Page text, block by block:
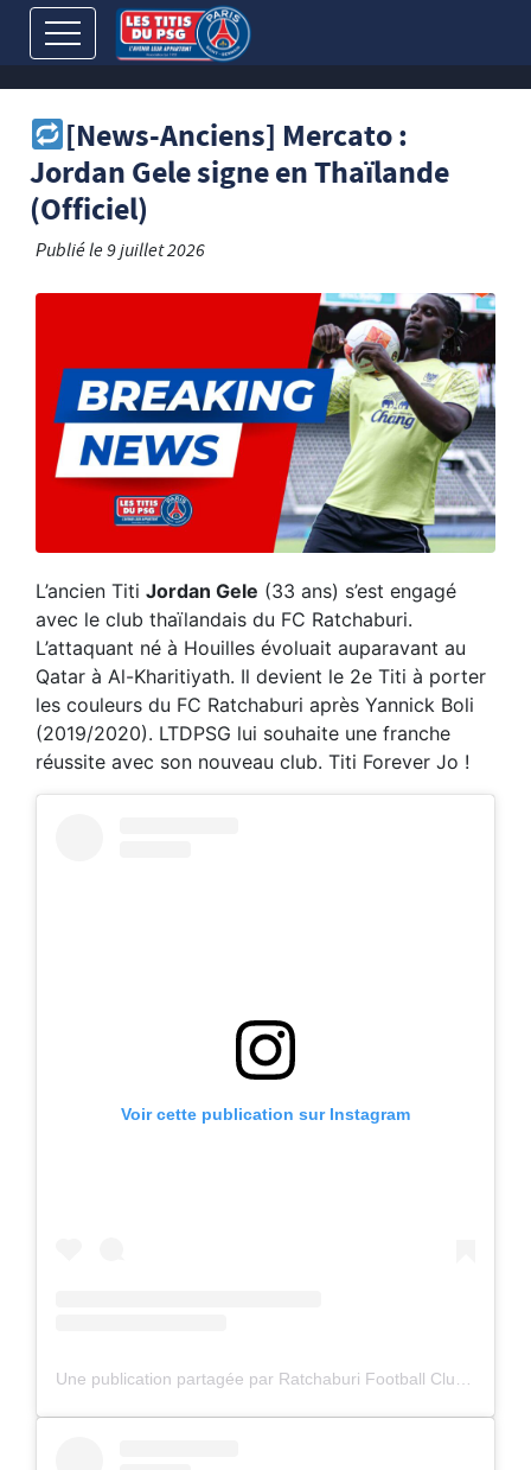
[News-Anciens] Mercato :
Jordan Gele signe en Thaïlande
(Officiel)
Publié le9 juillet 2026
L’ancien Titi Jordan Gele (33 ans) s’est engagé
avec le club thaïlandais du FC Ratchaburi.
L’attaquant né à Houilles évoluait auparavant au
Qatar à Al-Kharitiyath. Il devient le 2e Titi à porter
les couleurs du FC Ratchaburi après Yannick Boli
(2019/2020). LTDPSG lui souhaite une franche
réussite avec son nouveau club. Titi Forever Jo !
Voir cette publication sur Instagram